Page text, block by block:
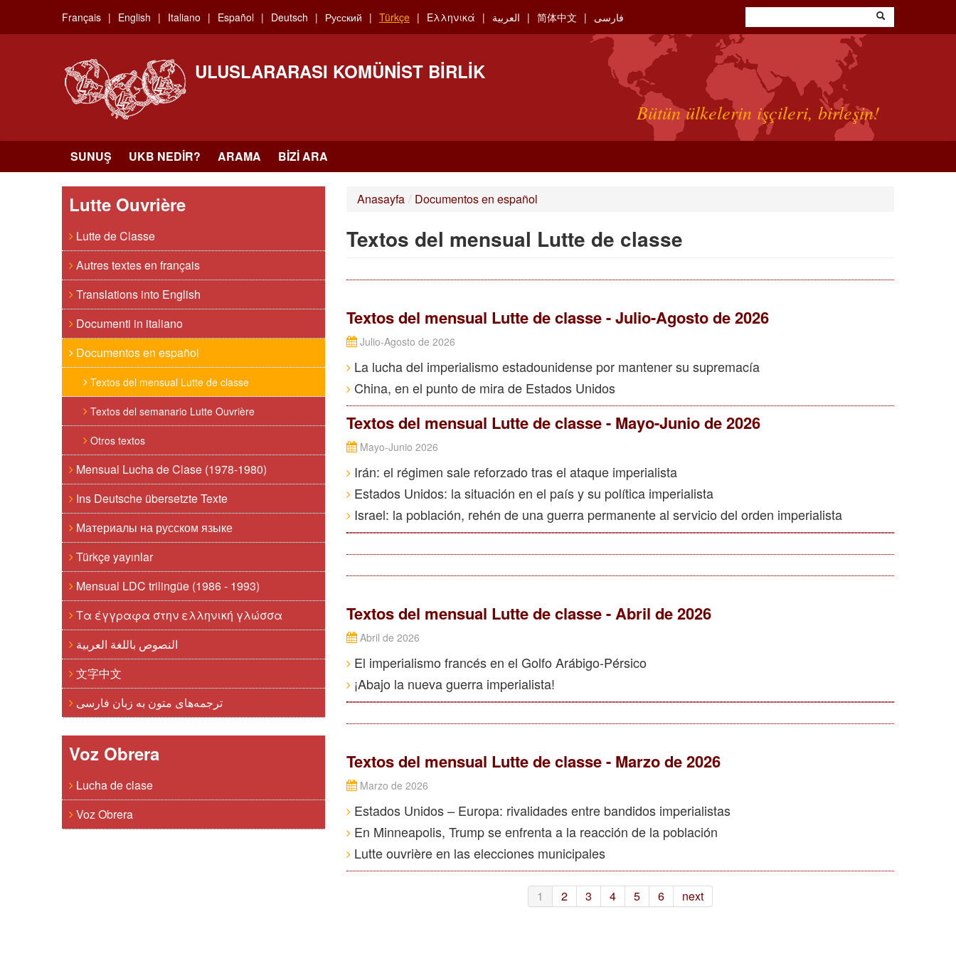
main
Français English Italiano Español Deutsch Русский Türkçe Ελληνικά العربية 简体中文 فارسی
ULUSLARARASI KOMÜNIST BIRLIK
Bütün ülkelerin işçileri, birleşin!
SUNUŞ UKB NEDIR? ARAMA BIZI ARA
Lutte Ouvrière
Lutte de Classe
Autres textes en français
Translations into English
Documenti in italiano
Documentos en español
Textos del mensual Lutte de classe
Textos del semanario Lutte Ouvrière
Otros textos
Mensual Lucha de Clase (1978-1980)
Ins Deutsche übersetzte Texte
Материалы на русском языке
Türkçe yayınlar
Mensual LDC trilingüe (1986 - 1993)
Τα έγγραφα στην ελληνική γλώσσα
النصوص باللغة العربية
文字中文
ترجمه‌های متون به زبان فارسی
Voz Obrera
Lucha de clase
Voz Obrera
Anasayfa / Documentos en español
Textos del mensual Lutte de classe
Textos del mensual Lutte de classe - Julio-Agosto de 2026
Julio-Agosto de 2026
La lucha del imperialismo estadounidense por mantener su supremacía
China, en el punto de mira de Estados Unidos
Textos del mensual Lutte de classe - Mayo-Junio de 2026
Mayo-Junio 2026
Irán: el régimen sale reforzado tras el ataque imperialista
Estados Unidos: la situación en el país y su política imperialista
Israel: la población, rehén de una guerra permanente al servicio del orden imperialista
Textos del mensual Lutte de classe - Abril de 2026
Abril de 2026
El imperialismo francés en el Golfo Arábigo-Pérsico
¡Abajo la nueva guerra imperialista!
Textos del mensual Lutte de classe - Marzo de 2026
Marzo de 2026
Estados Unidos – Europa: rivalidades entre bandidos imperialistas
En Minneapolis, Trump se enfrenta a la reacción de la población
Lutte ouvrière en las elecciones municipales
1 2 3 4 5 6 next